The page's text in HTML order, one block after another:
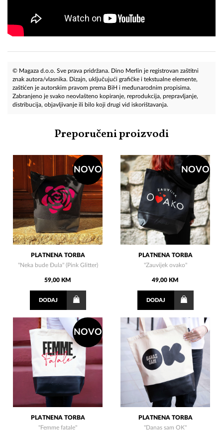
© Magaza d.o.o. Sve prava pridržana. Dino Merlin je registrovan zaštitni
znak autora/vlasnika. Dizajn, uključujući grafičke i tekstualne elemente,
zaštićen je autorskim pravom prema BiH i međunarodnim propisima.
Zabranjeno je svako neovlašteno kopiranje, reprodukcija, prepravljanje,
distribucija, objavljivanje ili bilo koji drugi vid iskorištavanja.
Preporučeni proizvodi
NOVO
PLATNENA TORBA
"Neka bude Đula" (Pink Glitter)
59,00 KM
DODAJ
NOVO
PLATNENA TORBA
"Zauvijek ovako"
49,00 KM
DODAJ
NOVO
PLATNENA TORBA
"Femme fatale"
PLATNENA TORBA
"Danas sam OK"